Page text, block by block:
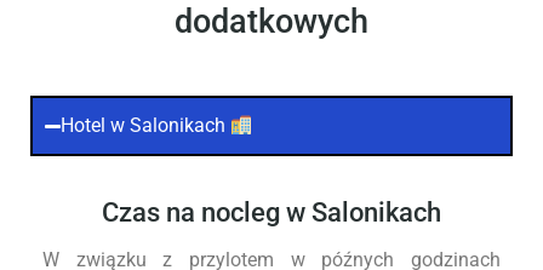
dodatkowych
Hotel w Salonikach
Czas na nocleg w Salonikach
W związku z przylotem w późnych godzinach